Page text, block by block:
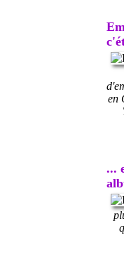
en
...